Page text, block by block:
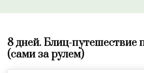
8 дней. Блиц-путешествие
(сами за рулем)